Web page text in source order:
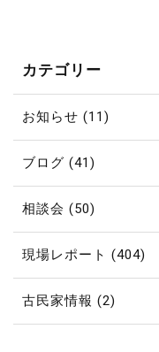
カテゴリー
お知らせ (11)
ブログ (41)
相談会 (50)
現場レポート (404)
古民家情報 (2)